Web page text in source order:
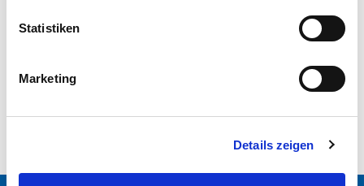
Datenschutzerklärung
Statistiken
Marketing
Details zeigen